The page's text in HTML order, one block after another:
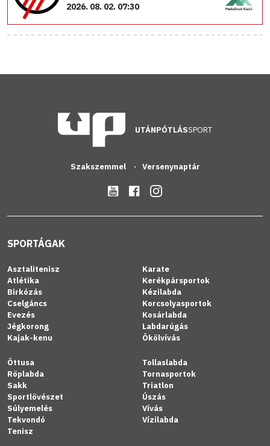
2026. 08. 02. 07:30
UTÁNPÓTLÁSSPORT
Szakszemmel Versenynaptár
SPORTÁGAK
Asztalitenisz
Atlétika
Birkózás
Cselgáncs
Evezés
Jégkorong
Kajak-kenu
Karate
Kerékpársportok
Kézilabda
Korcsolyasportok
Kosárlabda
Labdarúgás
Ökölvívás
Öttusa
Röplabda
Sakk
Sportlövészet
Súlyemelés
Tekvondó
Tenisz
Tollaslabda
Tornasportok
Triatlon
Úszás
Vívás
Vízilabda